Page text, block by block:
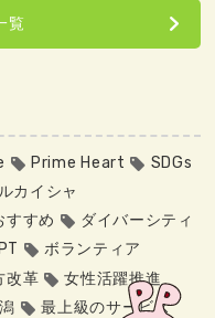
覧
Prime Heart
SDGs
カイシャ
すすめ
ダイバーシティ
ボランティア
改革
女性活躍推進
最上級のサービス